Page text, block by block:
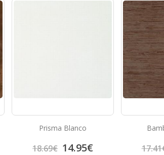
Prisma Blanco
18.69€ 14.95€ 17.41